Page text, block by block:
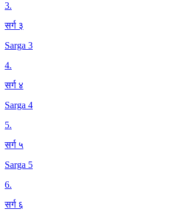
3.
सर्ग ३
Sarga 3
4.
सर्ग ४
Sarga 4
5.
सर्ग ५
Sarga 5
6.
सर्ग ६